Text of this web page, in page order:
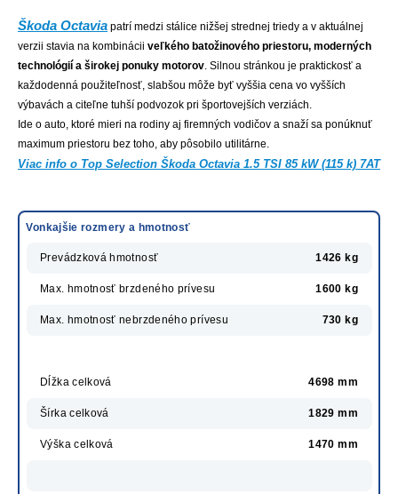
Škoda Octavia patrí medzi stálice nižšej strednej triedy a v aktuálnej
verzii stavia na kombinácii veľkého batožinového priestoru, moderných
technológií a širokej ponuky motorov. Silnou stránkou je praktickosť a
každodenná použiteľnosť, slabšou môže byť vyššia cena vo vyšších
výbavách a citeľne tuhší podvozok pri športovejších verziách.
Ide o auto, ktoré mieri na rodiny aj firemných vodičov a snaží sa ponúknuť
maximum priestoru bez toho, aby pôsobilo utilitárne.
Viac info o Top Selection Škoda Octavia 1.5 TSI 85 kW (115 k) 7AT
Vonkajšie rozmery a hmotnosť
Prevádzková hmotnosť 1426 kg
Max. hmotnosť brzdeného prívesu 1600 kg
Max. hmotnosť nebrzdeného prívesu 730 kg
Dĺžka celková 4698 mm
Šírka celková 1829 mm
Výška celková 1470 mm